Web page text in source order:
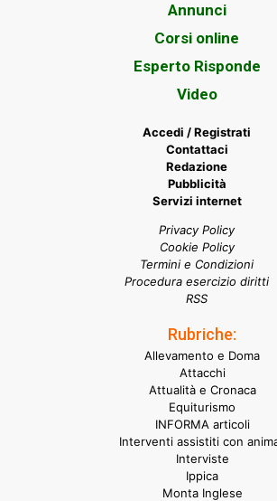
Annunci
Corsi online
Esperto Risponde
Video
Accedi / Registrati
Contattaci
Redazione
Pubblicità
Servizi internet
Privacy Policy
Cookie Policy
Termini e Condizioni
Procedura esercizio diritti
RSS
Rubriche:
Allevamento e Doma
Attacchi
Attualità e Cronaca
Equiturismo
INFORMA articoli
Interventi assistiti con
Interviste
Ippica
Monta Inglese